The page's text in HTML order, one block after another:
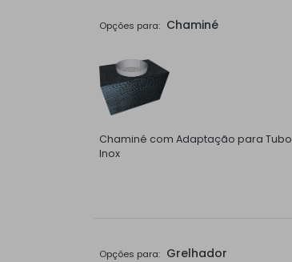
Opções para: Chaminé
Chaminé com Adaptação para Tubo
Inox
Opções para: Grelhador